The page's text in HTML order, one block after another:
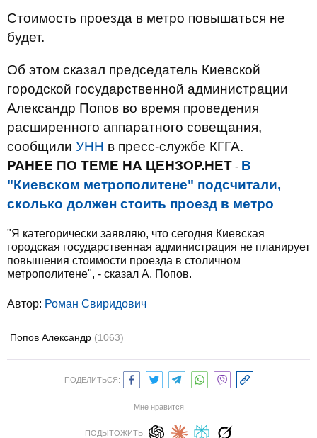
Стоимость проезда в метро повышаться не
будет.
Об этом сказал председатель Киевской
городской государственной администрации
Александр Попов во время проведения
расширенного аппаратного совещания,
сообщили УНН в пресс-службе КГГА.
РАНЕЕ ПО ТЕМЕ НА ЦЕНЗОР.НЕТ - В
"Киевском метрополитене" подсчитали,
сколько должен стоить проезд в метро
"Я категорически заявляю, что сегодня Киевская
городская государственная администрация не планирует
повышения стоимости проезда в столичном
метрополитене", - сказал А. Попов.
Автор: Роман Свиридович
Попов Александр (1063)
ПОДЕЛИТЬСЯ:
Мне нравится
ПОДЫТОЖИТЬ: